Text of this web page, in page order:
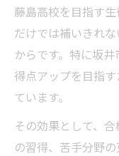
藤島高校を目指す
だけでは補いきれ
からです。特に坂
得点アップを目指
ています。
その効果として、
の習得、苦手分野